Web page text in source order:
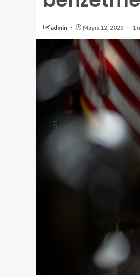
admin Mayıs 12, 2025 1